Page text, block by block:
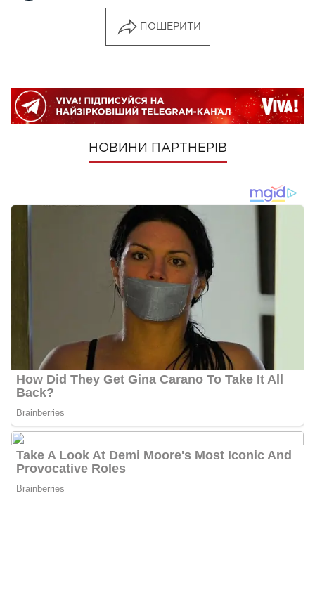
ПОШЕРИТИ
НОВИНИ ПАРТНЕРІВ